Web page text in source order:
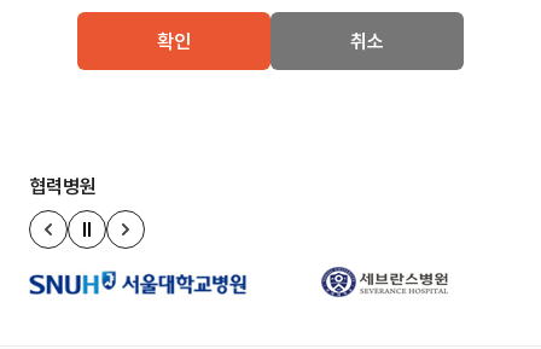
확인 취소
협력병원
이전 슬라이드
정지
다음 슬라이드